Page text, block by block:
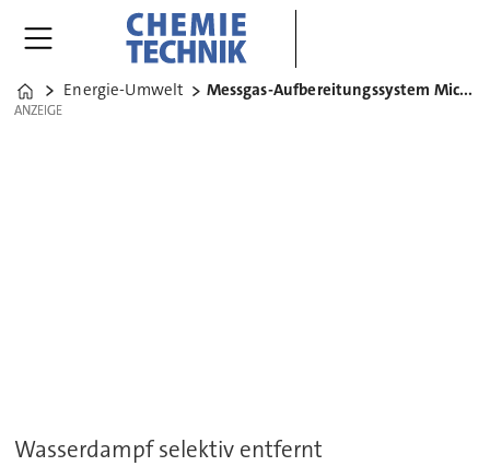
Home
Energie-Umwelt Messgas-Aufbereitungssystem Micro-Gass
ANZEIGE
ANZEIGE
Wasserdampf selektiv entfernt